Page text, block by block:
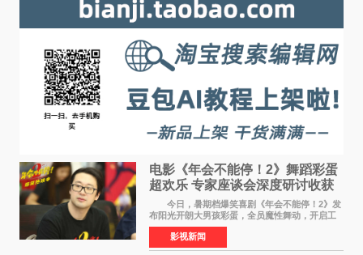
电影《年会不能停！2》舞蹈彩蛋
超欢乐 专家座谈会深度研讨收获
满满
今日，暑期档爆笑喜剧《年会不能停！2》发
布阳光开朗大男孩彩蛋，全员魔性舞动，开启工
位狂欢模式。影片于昨日同步举办专家座谈会，
导演董润年、总制片人应萝佳出席现场，与一众
业内、学界专家
影视新闻